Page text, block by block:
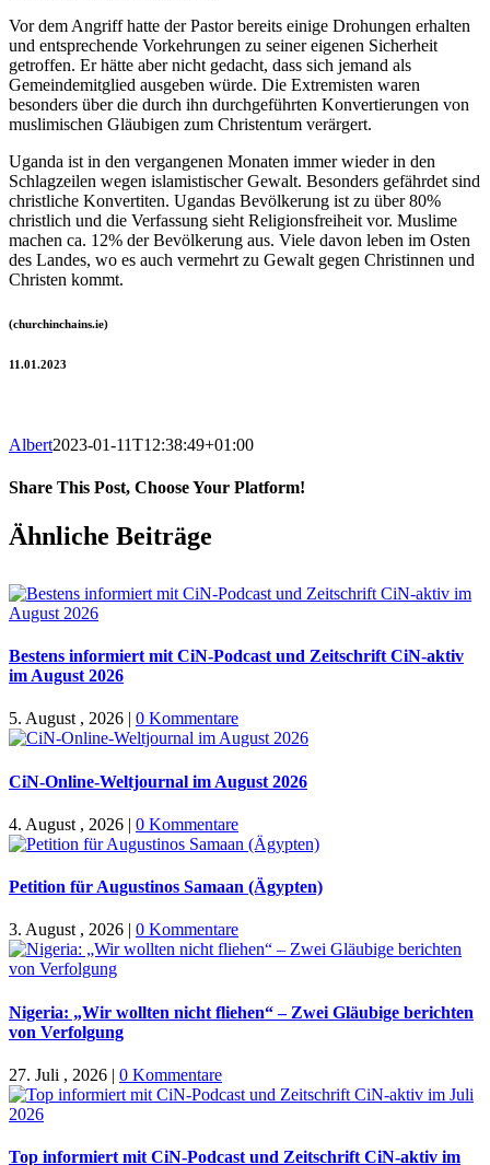
Vor dem Angriff hatte der Pastor bereits einige Drohungen erhalten
und entsprechende Vorkehrungen zu seiner eigenen Sicherheit
getroffen. Er hätte aber nicht gedacht, dass sich jemand als
Gemeindemitglied ausgeben würde. Die Extremisten waren
besonders über die durch ihn durchgeführten Konvertierungen von
muslimischen Gläubigen zum Christentum verärgert.
Uganda ist in den vergangenen Monaten immer wieder in den
Schlagzeilen wegen islamistischer Gewalt. Besonders gefährdet sind
christliche Konvertiten. Ugandas Bevölkerung ist zu über 80%
christlich und die Verfassung sieht Religionsfreiheit vor. Muslime
machen ca. 12% der Bevölkerung aus. Viele davon leben im Osten
des Landes, wo es auch vermehrt zu Gewalt gegen Christinnen und
Christen kommt.
(churchinchains.ie)
11.01.2023
Albert2023-01-11T12:38:49+01:00
Share This Post, Choose Your Platform!
Facebook
X
WhatsApp
Pinterest
E-
Mail
Ähnliche Beiträge
Bestens informiert mit CiN-Podcast und Zeitschrift CiN-aktiv
im August 2026
5. August , 2026 | 0 Kommentare
CiN-Online-Weltjournal im August 2026
4. August , 2026 | 0 Kommentare
Petition für Augustinos Samaan (Ägypten)
3. August , 2026 | 0 Kommentare
Nigeria: „Wir wollten nicht fliehen“ – Zwei Gläubige berichten
von Verfolgung
27. Juli , 2026 | 0 Kommentare
Top informiert mit CiN-Podcast und Zeitschrift CiN-aktiv im